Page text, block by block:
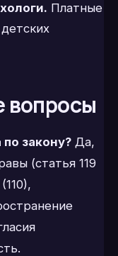
Платные
вопросы
закону? Да,
(статья 119